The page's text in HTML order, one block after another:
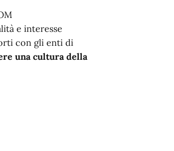
e interesse
con gli enti di
una cultura della